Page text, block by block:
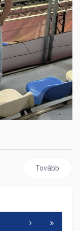
Következő
Tovább